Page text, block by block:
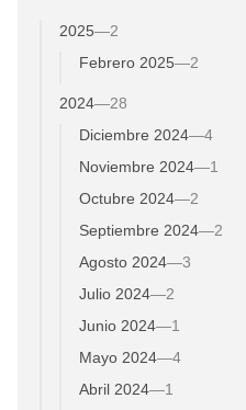
2025—2
Febrero 2025—2
2024—28
Diciembre 2024—4
Noviembre 2024—1
Octubre 2024—2
Septiembre 2024—2
Agosto 2024—3
Julio 2024—2
Junio 2024—1
Mayo 2024—4
Abril 2024—1